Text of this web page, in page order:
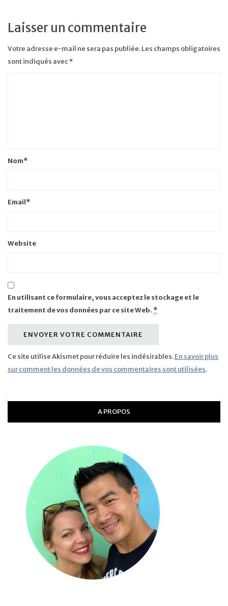
Laisser un commentaire
Votre adresse e-mail ne sera pas publiée.Les champs obligatoires
sont indiqués avec*
Nom*
Email*
Website
En utilisant ce formulaire, vous acceptez le stockage et le
traitement de vos données par ce site Web. *
Ce site utilise Akismet pour réduire les indésirables.En savoir plus
sur comment les données de vos commentaires sont utilisées.
A PROPOS